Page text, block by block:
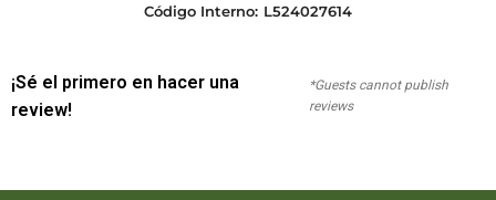
Código Interno: L524027614
¡Sé el primero en hacer una
review!
*Guests cannot publish
reviews